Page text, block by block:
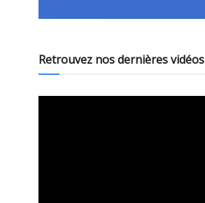
Retrouvez nos dernières vidéos